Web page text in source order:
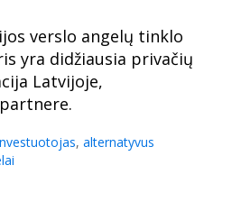
verslo angelų tinklo
yra didžiausia privačių
Latvijoje,
, alternatyvus